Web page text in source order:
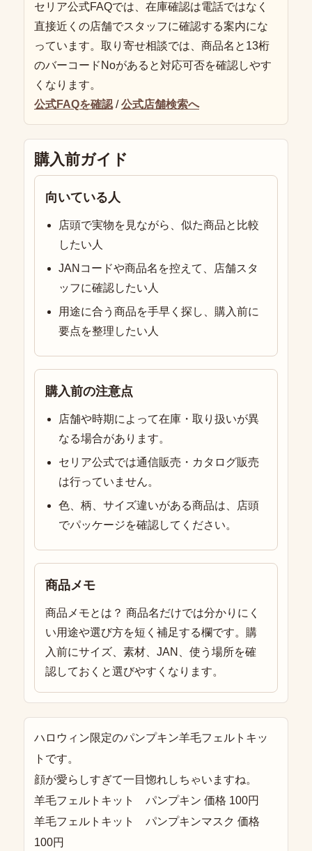
セリア公式FAQでは、在庫確認は電話ではなく
直接近くの店舗でスタッフに確認する案内にな
っています。取り寄せ相談では、商品名と13桁
のバーコードNoがあると対応可否を確認しやす
くなります。
公式FAQを確認 /公式店舗検索へ
購入前ガイド
向いている人
店頭で実物を見ながら、似た商品と比較
したい人
JANコードや商品名を控えて、店舗スタ
ッフに確認したい人
用途に合う商品を手早く探し、購入前に
要点を整理したい人
購入前の注意点
店舗や時期によって在庫・取り扱いが異
なる場合があります。
セリア公式では通信販売・カタログ販売
は行っていません。
色、柄、サイズ違いがある商品は、店頭
でパッケージを確認してください。
商品メモ
商品メモとは？ 商品名だけでは分かりにく
い用途や選び方を短く補足する欄です。購
入前にサイズ、素材、JAN、使う場所を確
認しておくと選びやすくなります。
ハロウィン限定のパンプキン羊毛フェルトキッ
トです。
顔が愛らしすぎて一目惚れしちゃいますね。
羊毛フェルトキット パンプキン 価格 100円
羊毛フェルトキット パンプキンマスク 価格
100円